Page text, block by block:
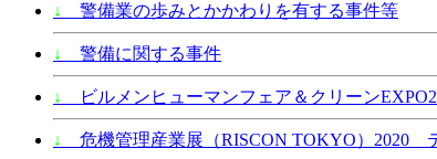
↓ 警備業の歩みとかかわりを有する事件等
↓ 警備に関する事件
↓ ビルメンヒューマンフェア＆クリーン
↓ 危機管理産業展（RISCON TOKYO）2020 テ